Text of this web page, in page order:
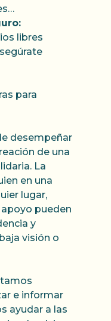
libres
para
desempeñar
de una
La
en una
lugar,
pueden
y
visión o
e informar
ayudar a las